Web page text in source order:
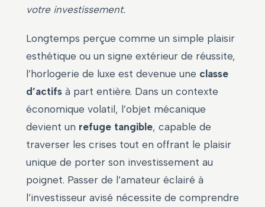
votre investissement.
Longtemps perçue comme un simple plaisir
esthétique ou un signe extérieur de réussite,
l’horlogerie de luxe est devenue une classe
d’actifs à part entière. Dans un contexte
économique volatil, l’objet mécanique
devient un refuge tangible, capable de
traverser les crises tout en offrant le plaisir
unique de porter son investissement au
poignet. Passer de l’amateur éclairé à
l’investisseur avisé nécessite de comprendre